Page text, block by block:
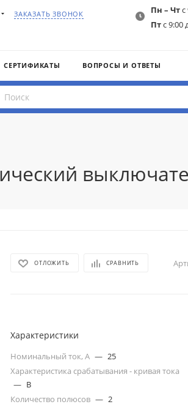
ЗАКАЗАТЬ ЗВОНОК Пн – Чтс
Птс 9:00
СЕРТИФИКАТЫ ВОПРОСЫ И ОТВЕТЫ
ОТЛОЖИТЬ СРАВНИТЬ
Характеристики
Номинальный ток, А — 25
Характеристика срабатывания - кривая тока
— B
Количество полюсов — 2